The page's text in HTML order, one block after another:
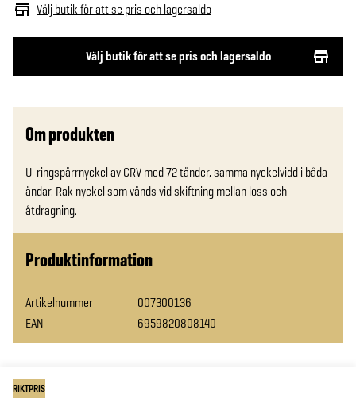
Välj butik för att se pris och lagersaldo
Välj butik för att se pris och lagersaldo
Om produkten
U-ringspärrnyckel av CRV med 72 tänder, samma nyckelvidd i båda
ändar. Rak nyckel som vänds vid skiftning mellan loss och
åtdragning.
Produktinformation
Artikelnummer
007300136
EAN
6959820808140
RIKTPRIS